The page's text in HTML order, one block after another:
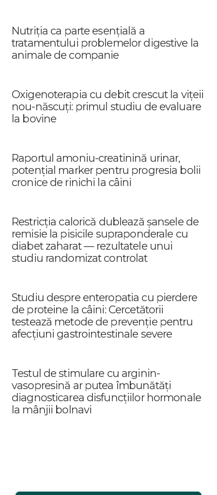
Nutriția ca parte esențială a
tratamentului problemelor digestive la
animale de companie
Oxigenoterapia cu debit crescut la vițeii
nou-născuți: primul studiu de evaluare
la bovine
Raportul amoniu-creatinină urinar,
potențial marker pentru progresia bolii
cronice de rinichi la câini
Restricția calorică dublează șansele de
remisie la pisicile supraponderale cu
diabet zaharat — rezultatele unui
studiu randomizat controlat
Studiu despre enteropatia cu pierdere
de proteine la câini: Cercetătorii
testează metode de prevenție pentru
afecțiuni gastrointestinale severe
Testul de stimulare cu arginin-
vasopresină ar putea îmbunătăți
diagnosticarea disfuncțiilor hormonale
la mânjii bolnavi